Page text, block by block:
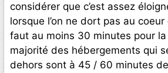
considérer que c’est assez
lorsque l’on ne dort pas au
faut au moins 30 minutes pour
majorité des hébergements qui
dehors sont à 45 / 60 minutes